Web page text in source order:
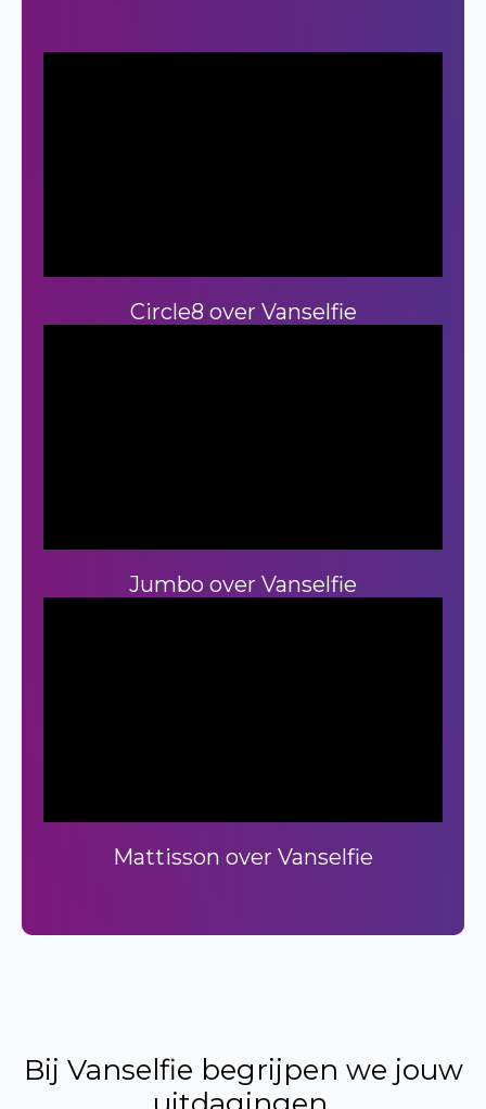
Circle8 over Vanselfie
Jumbo over Vanselfie
Mattisson over Vanselfie
Bij Vanselfie begrijpen we jouw